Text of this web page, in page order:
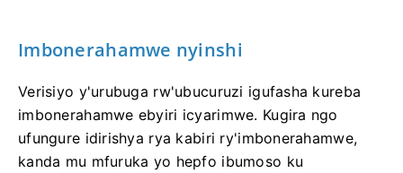
Imbonerahamwe nyinshi
Verisiyo y'urubuga rw'ubucuruzi igufasha kureba
imbonerahamwe ebyiri icyarimwe. Kugira ngo
ufungure idirishya rya kabiri ry'imbonerahamwe,
kanda mu mfuruka yo hepfo ibumoso ku